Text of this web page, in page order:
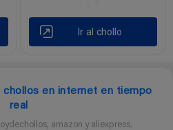
Ir al chollo
chollos en internet en tiempo
real
amazon y aliexpress.